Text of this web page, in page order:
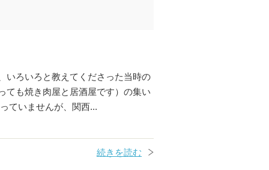
いろいろと教えてくださった当時の
ても焼き肉屋と居酒屋です）の集い
ていませんが、関西...
続きを読む